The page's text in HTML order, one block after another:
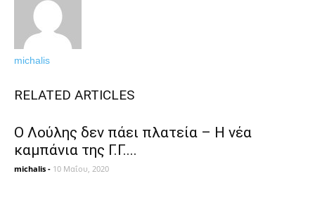
michalis
RELATED ARTICLES
Ο Λούλης δεν πάει πλατεία – H νέα
καμπάνια της Γ.Γ....
michalis - 10 Μαΐου, 2020